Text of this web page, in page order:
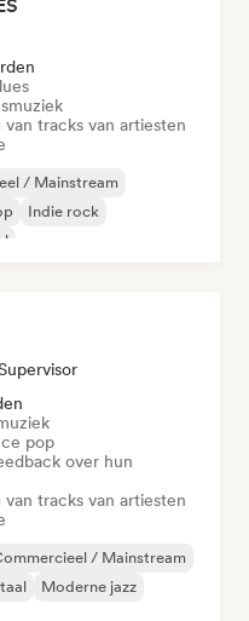
tracks van artiesten
/ Mainstream
Indie rock
pop
over hun
tracks van artiesten
/ Mainstream
Moderne jazz